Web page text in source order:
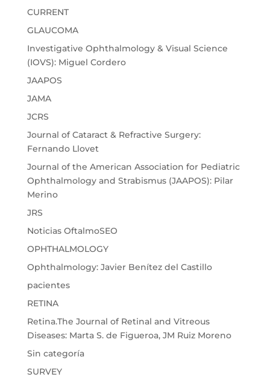
CURRENT
GLAUCOMA
Investigative Ophthalmology & Visual Science
(IOVS): Miguel Cordero
JAAPOS
JAMA
JCRS
Journal of Cataract & Refractive Surgery:
Fernando Llovet
Journal of the American Association for Pediatric
Ophthalmology and Strabismus (JAAPOS): Pilar
Merino
JRS
Noticias OftalmoSEO
OPHTHALMOLOGY
Ophthalmology: Javier Benítez del Castillo
pacientes
RETINA
Retina.The Journal of Retinal and Vitreous
Diseases: Marta S. de Figueroa, JM Ruiz Moreno
Sin categoría
SURVEY